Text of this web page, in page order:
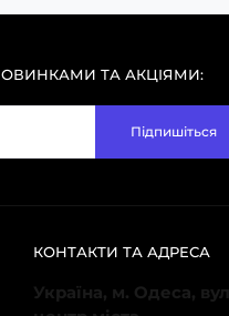
ТА АКЦІЯМИ:
Підпишіться
КОНТАКТИ ТА АДРЕСА
Україна, м. Одеса,